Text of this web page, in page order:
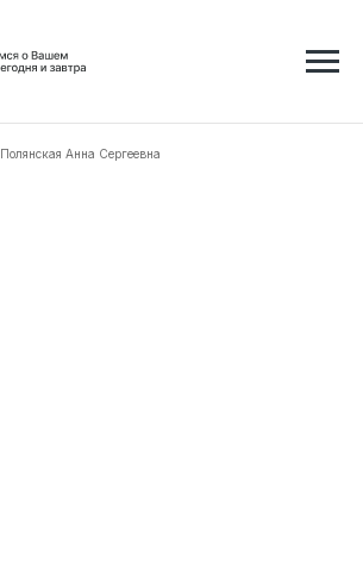
Полянская Анна Сергеевна